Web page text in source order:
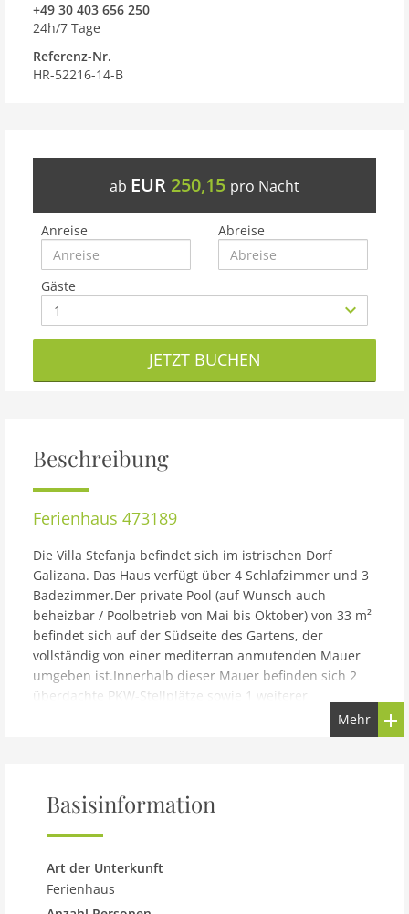
+49 30 403 656 250
24h/7 Tage
Referenz-Nr.
HR-52216-14-B
ab EUR 250,15 pro Nacht
Anreise Abreise
Gäste
JETZT BUCHEN
Beschreibung
Ferienhaus 473189
Die Villa Stefanja befindet sich im istrischen Dorf
Galizana. Das Haus verfügt über 4 Schlafzimmer und 3
Badezimmer.Der private Pool (auf Wunsch auch
beheizbar / Poolbetrieb von Mai bis Oktober) von 33 m²
befindet sich auf der Südseite des Gartens, der
vollständig von einer mediterran anmutenden Mauer
umgeben ist.Innerhalb dieser Mauer befinden sich 2
überdachte PKW-Stellplätze sowie 1 weiterer
Stellplatz.Auf der überdachten Terasse gibt es einen
sonnengeschützten Außentisch mit 8 Sitzplätzen.Ein
modernes Haus, das 174 m² Wohnfläche bietet.Das
Erdgeschoss verfügt über ein klimatisiertes
Wohnzimmer mit offener Küche, einem Esszimmertisch
der ersten Etage befinden sich 4 Schlafzimmer und 2
Badezimmer. Alle Schlafzimmer verfügen über eine
Mehr
Basisinformation
Art der Unterkunft
Ferienhaus